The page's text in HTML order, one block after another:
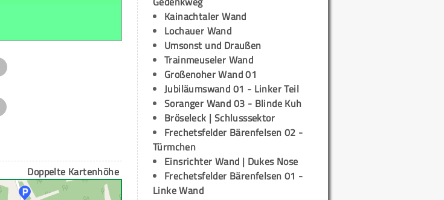
Doppelte Kartenhöhe
Kainachtaler Wand
Lochauer Wand
Umsonst und Draußen
Trainmeuseler Wand
Großenoher Wand 01
Jubiläumswand 01 - Linker Teil
Soranger Wand 03 - Blinde Kuh
Bröseleck | Schlusssektor
Frechetsfelder Bärenfelsen 02 -
Türmchen
Einsrichter Wand | Dukes Nose
Frechetsfelder Bärenfelsen 01 -
Linke Wand